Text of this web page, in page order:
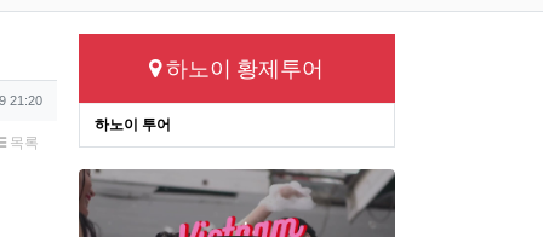
21:20
목록
하노이 황제투어
하노이 투어